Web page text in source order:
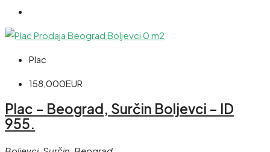
Plac
158,000EUR
Plac – Beograd, Surčin Boljevci – ID
955.